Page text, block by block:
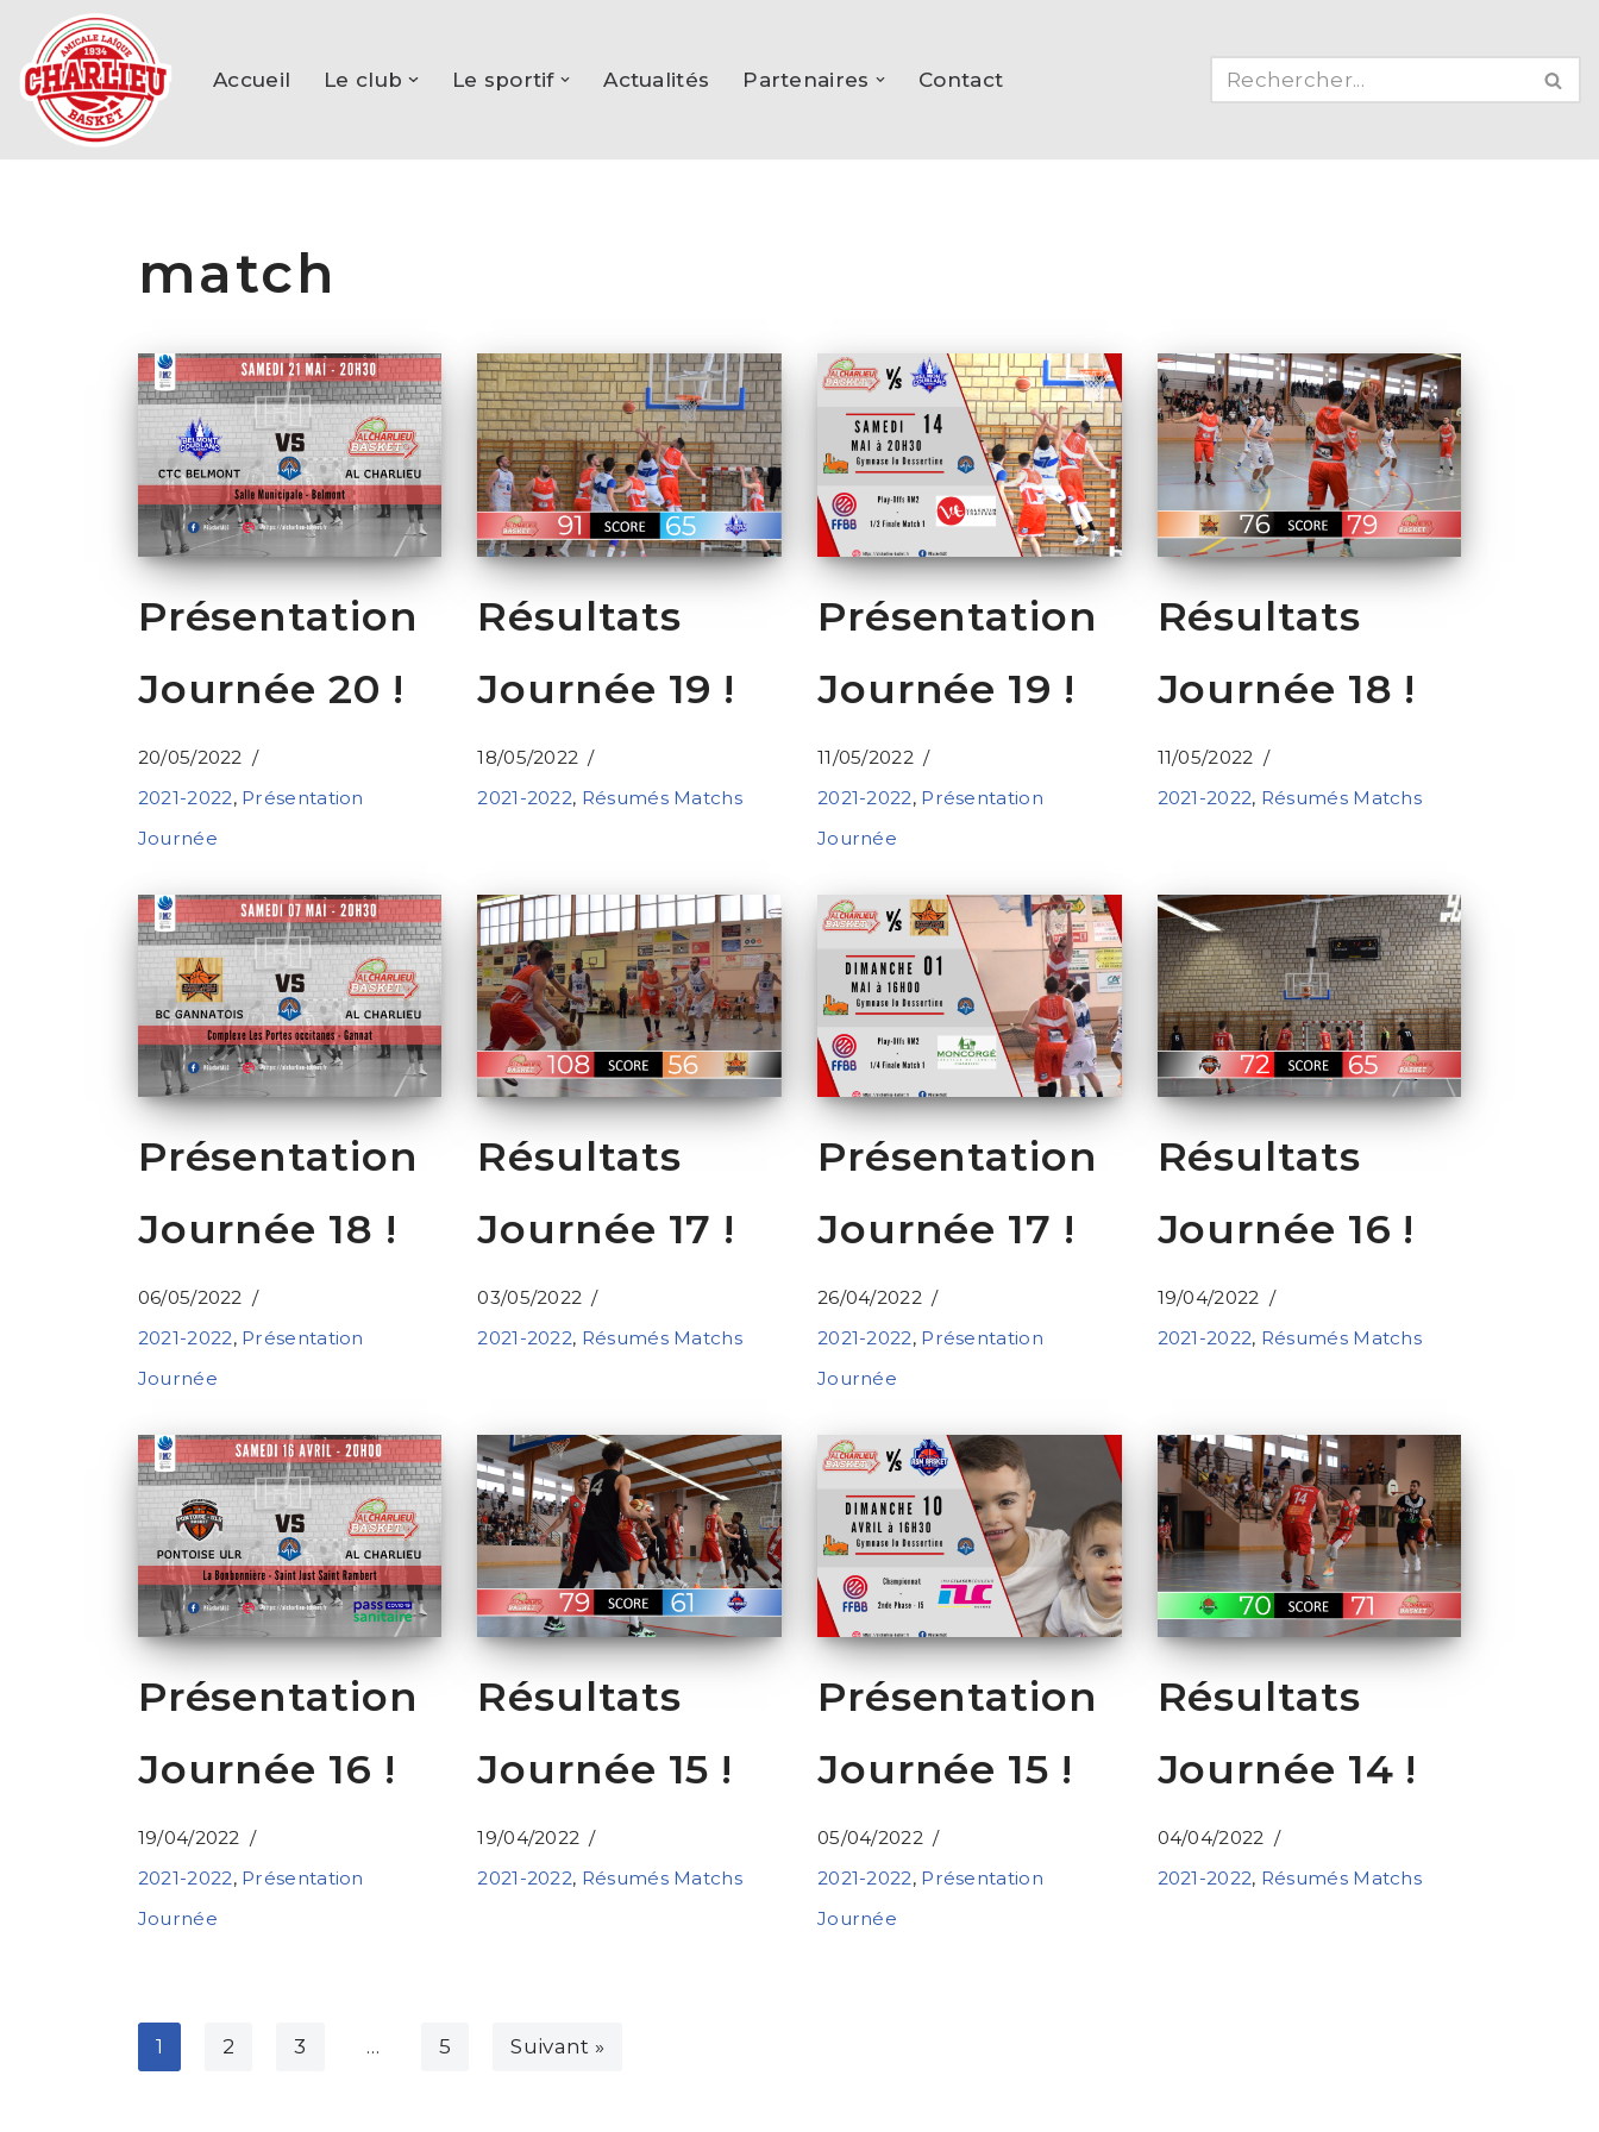
Aller
au
contenu
Accueil Le club Le sportif Actualités Partenaires Contact
match
Présentation
Journée 20 !
20/05/2022
2021-2022, Présentation
Journée
Résultats
Journée 19 !
18/05/2022
2021-2022, Résumés Matchs
Présentation
Journée 19 !
11/05/2022
2021-2022, Présentation
Journée
Résultats
Journée 18 !
11/05/2022
2021-2022, Résumés Matchs
Présentation
Journée 18 !
06/05/2022
2021-2022, Présentation
Journée
Résultats
Journée 17 !
03/05/2022
2021-2022, Résumés Matchs
Présentation
Journée 17 !
26/04/2022
2021-2022, Présentation
Journée
Résultats
Journée 16 !
19/04/2022
2021-2022, Résumés Matchs
Présentation
Journée 16 !
19/04/2022
2021-2022, Présentation
Journée
Résultats
Journée 15 !
19/04/2022
2021-2022, Résumés Matchs
Présentation
Journée 15 !
05/04/2022
2021-2022, Présentation
Journée
Résultats
Journée 14 !
04/04/2022
2021-2022, Résumés Matchs
1 2 3 … 5 Suivant »